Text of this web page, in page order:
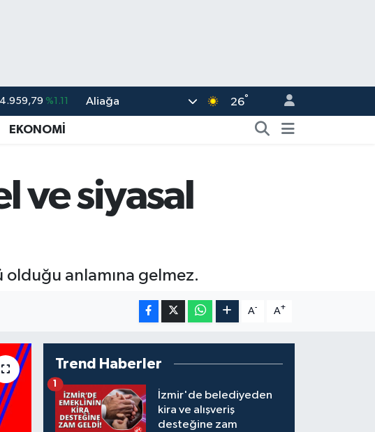
47,7436 %0.18
55,2510 %0.32
13.779 %-14
Aliağa 26°
EKONOMİ
ve siyasal
olduğu anlamına gelmez.
A- A+
Trend Haberler
İzmir'de belediyeden
kira ve alışveriş
desteğine zam
1